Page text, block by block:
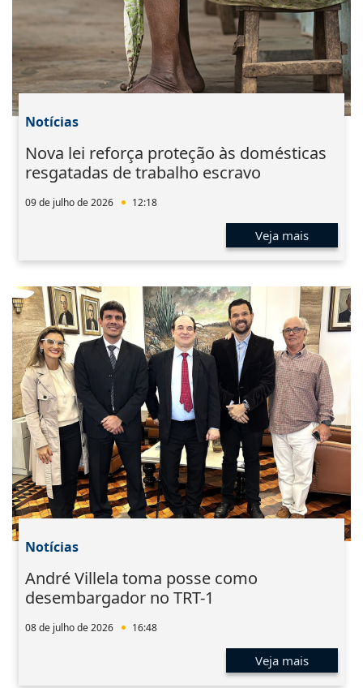
Notícias
Nova lei reforça proteção às domésticas
resgatadas de trabalho escravo
09 de julho de 2026 12:18
Veja mais
Notícias
André Villela toma posse como
desembargador no TRT-1
08 de julho de 2026 16:48
Veja mais